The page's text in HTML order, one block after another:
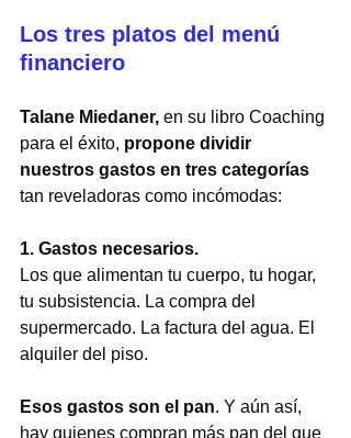
Los tres platos del menú
financiero
Talane Miedaner, en su libro Coaching
para el éxito, propone dividir
nuestros gastos en tres categorías
tan reveladoras como incómodas:
1. Gastos necesarios.
Los que alimentan tu cuerpo, tu hogar,
tu subsistencia. La compra del
supermercado. La factura del agua. El
alquiler del piso.
Esos gastos son el pan. Y aún así,
hay quienes compran más pan del que